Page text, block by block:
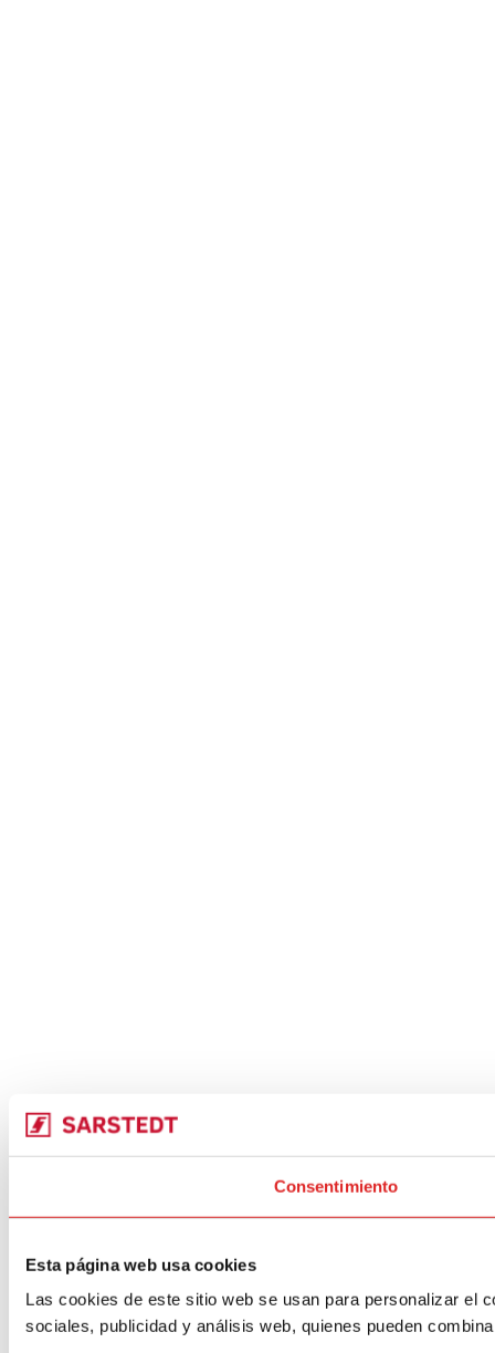
Consentimiento
Esta página web usa cookies
Las cookies de este sitio web se usan para personalizar el
sociales, publicidad y análisis web, quienes pueden